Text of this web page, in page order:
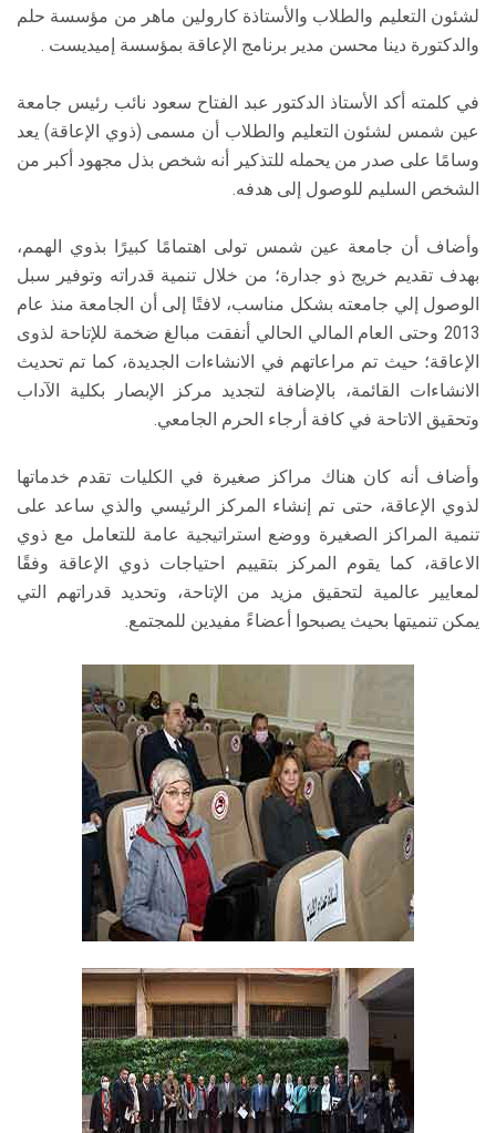
لشئون التعليم والطلاب والأستاذة كارولين ماهر من مؤسسة حلم
والدكتورة دينا محسن مدير برنامج الإعاقة بمؤسسة إميديست .
في كلمته أكد الأستاذ الدكتور عبد الفتاح سعود نائب رئيس جامعة
عين شمس لشئون التعليم والطلاب أن مسمى (ذوي الإعاقة) يعد
وسامًا على صدر من يحمله للتذكير أنه شخص بذل مجهود أكبر من
الشخص السليم للوصول إلى هدفه.
وأضاف أن جامعة عين شمس تولى اهتمامًا كبيرًا بذوي الهمم،
بهدف تقديم خريج ذو جدارة؛ من خلال تنمية قدراته وتوفير سبل
الوصول إلي جامعته بشكل مناسب، لافتًا إلى أن الجامعة منذ عام
2013 وحتى العام المالي الحالي أنفقت مبالغ ضخمة للإتاحة لذوى
الإعاقة؛ حيث تم مراعاتهم في الانشاءات الجديدة، كما تم تحديث
الانشاءات القائمة، بالإضافة لتجديد مركز الإبصار بكلية الآداب
وتحقيق الاتاحة في كافة أرجاء الحرم الجامعي.
وأضاف أنه كان هناك مراكز صغيرة في الكليات تقدم خدماتها
لذوي الإعاقة، حتى تم إنشاء المركز الرئيسي والذي ساعد على
تنمية المراكز الصغيرة ووضع استراتيجية عامة للتعامل مع ذوي
الاعاقة، كما يقوم المركز بتقييم احتياجات ذوي الإعاقة وفقًا
لمعايير عالمية لتحقيق مزيد من الإتاحة، وتحديد قدراتهم التي
يمكن تنميتها بحيث يصبحوا أعضاءً مفيدين للمجتمع.